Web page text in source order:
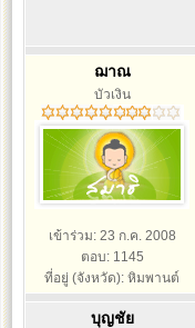
ฌาณ
บัวเงิน
เข้าร่วม: 23 ก.ค. 2008
ตอบ: 1145
ที่อยู่ (จังหวัด): หิมพานต์
บุญชัย